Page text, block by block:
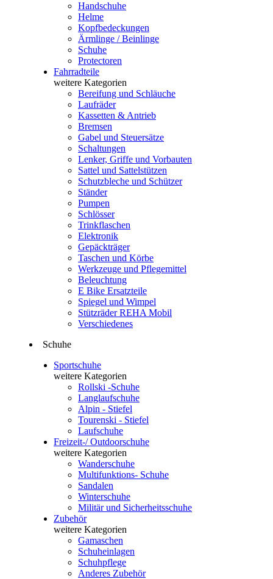
Handschuhe
Helme
Kopfbedeckungen
Ärmlinge / Beinlinge
Schuhe
Protectoren
Fahrradteile
weitere Kategorien
Bereifung und Schläuche
Laufräder
Kassetten & Antrieb
Bremsen
Gabel und Steuersätze
Schaltungen
Lenker, Griffe und Vorbauten
Sattel und Sattelstützen
Schutzbleche und Schützer
Ständer
Pumpen
Schlösser
Trinkflaschen
Elektronik
Gepäckträger
Taschen und Körbe
Werkzeuge und Pflegemittel
Beleuchtung
E Bike Ersatzteile
Spiegel und Wimpel
Stützräder REHA Mobil
Verschiedenes
Schuhe
Sportschuhe
weitere Kategorien
Rollski -Schuhe
Langlaufschuhe
Alpin - Stiefel
Tourenski - Stiefel
Laufschuhe
Freizeit-/ Outdoorschuhe
weitere Kategorien
Wanderschuhe
Multifunktions- Schuhe
Sandalen
Winterschuhe
Militär und Sicherheitsschuhe
Zubehör
weitere Kategorien
Gamaschen
Schuheinlagen
Schuhpflege
Anderes Zubehör